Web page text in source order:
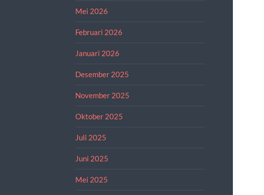
Mei 2026
Februari 2026
Januari 2026
Desember 2025
November 2025
Oktober 2025
Juli 2025
Juni 2025
Mei 2025